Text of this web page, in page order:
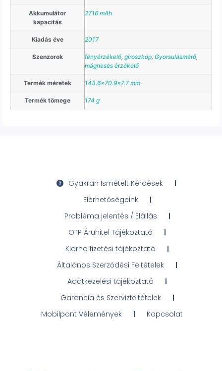
Akkumulátor
kapacitás
2716 mAh
Kiadás éve 2017
Szenzorok fényérzékelő, giroszkóp, Gyorsulásmérő,
mágneses érzékelő
Termék méretek 143.6×70.9×7.7 mm
Termék tömege 174 g
Gyakran Ismételt Kérdések
Elérhetőségeink
Probléma jelentés / Elállás
OTP Áruhitel Tájékoztató
Klarna fizetési tájékoztató
Általános Szerződési Feltételek
Adatkezelési tájékoztató
Garancia és Szervizfeltételek
Mobilpont Vélemények
Kapcsolat